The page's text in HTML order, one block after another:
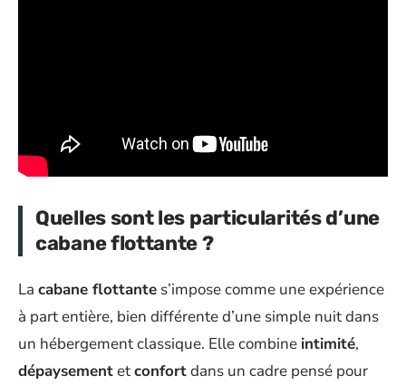
Quelles sont les particularités d’une
cabane flottante ?
La cabane flottante s’impose comme une expérience
à part entière, bien différente d’une simple nuit dans
un hébergement classique. Elle combine intimité,
dépaysementetconfortdans un cadre pensé pour